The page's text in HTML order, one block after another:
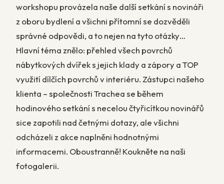
workshopu provázela naše další setkání s novináři
z oboru bydlení a všichni přítomní se dozvěděli
správné odpovědi, a to nejen na tyto otázky…
Hlavní téma znělo: přehled všech povrchů
nábytkových dvířek s jejich klady a zápory a TOP
využití dílčích povrchů v interiéru. Zástupci našeho
klienta – společnosti Trachea se během
hodinového setkání s necelou čtyřicítkou novinářů
sice zapotili nad četnými dotazy, ale všichni
odcházeli z akce naplněni hodnotnými
informacemi. Oboustranně! Koukněte na naši
fotogalerii.